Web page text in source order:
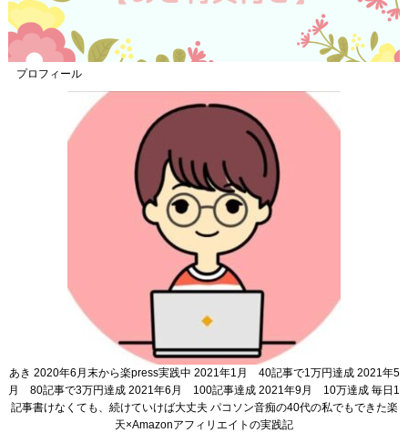
プロフィール
あき 2020年6月末から楽press実践中 2021年1月 40記事で1万円達成 2021年5
月 80記事で3万円達成 2021年6月 100記事達成 2021年9月 10万達成 毎日1
記事書けなくても、続けていけば大丈夫 パコソン音痴の40代の私でもできた楽
天×Amazonアフィリエイトの実践記